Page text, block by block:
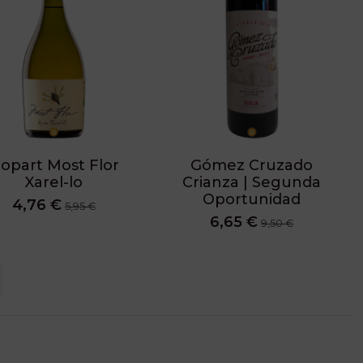
Most Flor
Xarel-lo
4,76 € 5,95 €
Gómez Cruzado
Crianza | Segunda
Oportunidad
6,65 € 9,50 €